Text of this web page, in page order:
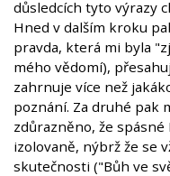
důsledcích tyto výrazy
Hned v dalším kroku
pravda, která mi byla
mého vědomí),
zahrnuje více než
poznání. Za druhé pak
zdůrazněno, že
izolovaně, nýbrž že se
skutečnosti ("Bůh ve